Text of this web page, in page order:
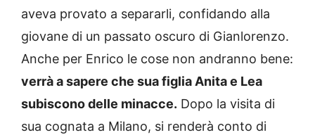
aveva provato a separarli, confidando alla
giovane di un passato oscuro di Gianlorenzo.
Anche per Enrico le cose non andranno bene:
verrà a sapere che sua figlia Anita e Lea
subiscono delle minacce. Dopo la visita di
sua cognata a Milano, si renderà conto di